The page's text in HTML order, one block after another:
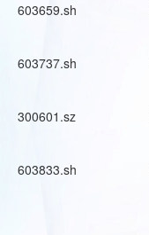
603659.sh
603737.sh
300601.sz
603833.sh